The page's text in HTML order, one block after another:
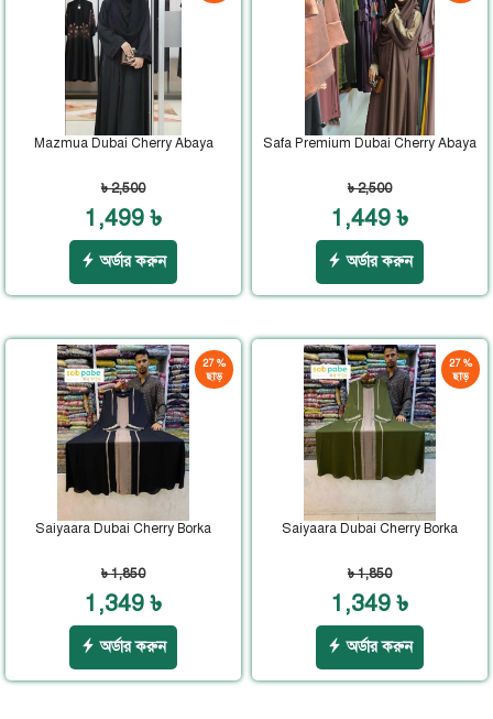
Mazmua Dubai Cherry Abaya
৳ 2,500
1,499 ৳
অর্ডার করুন
Safa Premium Dubai Cherry Abaya
৳ 2,500
1,449 ৳
অর্ডার করুন
27 %
ছাড়
Saiyaara Dubai Cherry Borka
৳ 1,850
1,349 ৳
অর্ডার করুন
27 %
ছাড়
Saiyaara Dubai Cherry Borka
৳ 1,850
1,349 ৳
অর্ডার করুন